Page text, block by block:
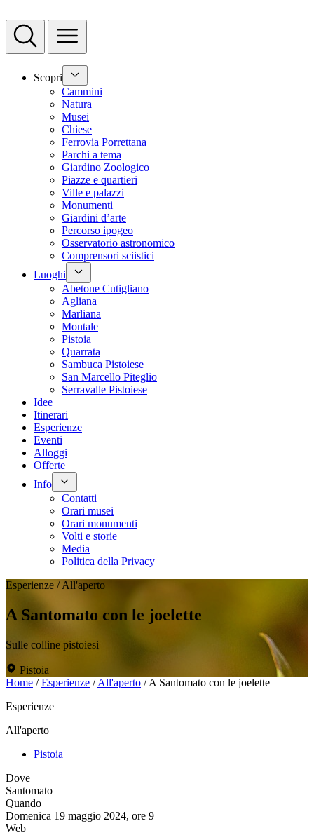
Scopri
Cammini
Natura
Musei
Chiese
Ferrovia Porrettana
Parchi a tema
Giardino Zoologico
Piazze e quartieri
Ville e palazzi
Monumenti
Giardini d’arte
Percorso ipogeo
Osservatorio astronomico
Comprensori sciistici
Luoghi
Abetone Cutigliano
Agliana
Marliana
Montale
Pistoia
Quarrata
Sambuca Pistoiese
San Marcello Piteglio
Serravalle Pistoiese
Idee
Itinerari
Esperienze
Eventi
Alloggi
Offerte
Info
Contatti
Orari musei
Orari monumenti
Volti e storie
Media
Politica della Privacy
Esperienze / All'aperto
A Santomato con le joelette
Sulle colline pistoiesi
Pistoia
Home /Esperienze /All'aperto /A Santomato con le joelette
Esperienze
All'aperto
Pistoia
Dove
Santomato
Quando
Domenica 19 maggio 2024, ore 9
Web